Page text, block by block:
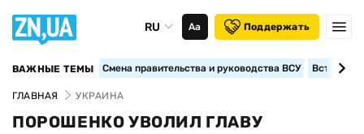
RU Аа Поддержать
ВАЖНЫЕ ТЕМЫ Смена правительства и руководства ВСУ
ГЛАВНАЯ УКРАИНА
ПОРОШЕНКО УВОЛИЛ ГЛАВУ